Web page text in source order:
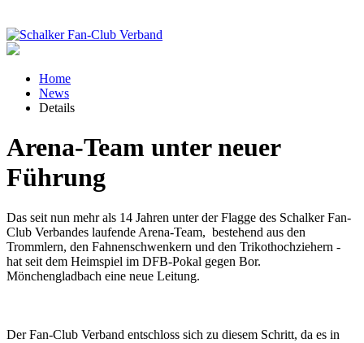
Home
News
Details
Arena-Team unter neuer
Führung
Das seit nun mehr als 14 Jahren unter der Flagge des Schalker Fan-
Club Verbandes laufende Arena-Team, bestehend aus den
Trommlern, den Fahnenschwenkern und den Trikothochziehern -
hat seit dem Heimspiel im DFB-Pokal gegen Bor.
Mönchengladbach eine neue Leitung.
Der Fan-Club Verband entschloss sich zu diesem Schritt, da es in